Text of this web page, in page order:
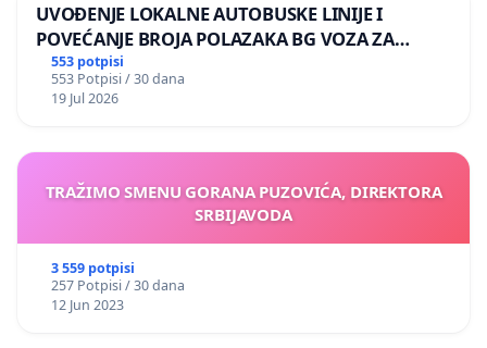
UVOĐENJE LOKALNE AUTOBUSKE LINIJE I
POVEĆANJE BROJA POLAZAKA BG VOZA ZA
NASELJA LEVE OBALE DUNAVA
553 potpisi
553 Potpisi / 30 dana
19 Jul 2026
TRAŽIMO SMENU GORANA PUZOVIĆA, DIREKTORA
SRBIJAVODA
3 559 potpisi
257 Potpisi / 30 dana
12 Jun 2023